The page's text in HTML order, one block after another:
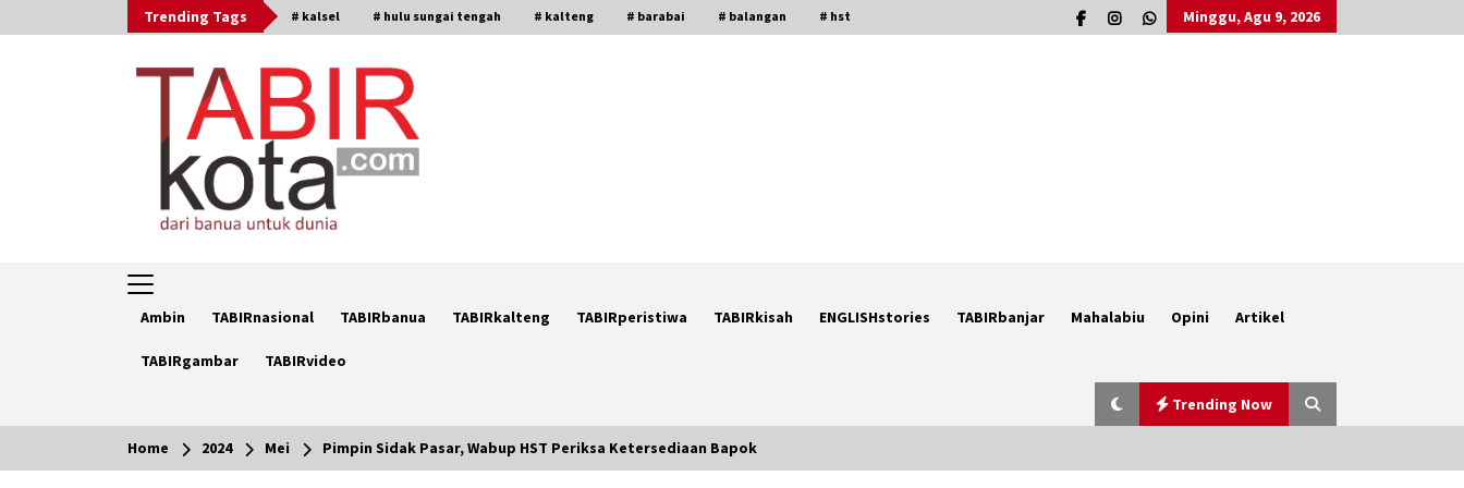
to
Trending Tags # kalsel # hulu sungai tengah # kalteng # barabai # balangan # hst Minggu, Agu 9, 2026
Ambin TABIRnasional TABIRbanua TABIRkalteng TABIRperistiwa TABIRkisah ENGLISHstories TABIRbanjar Mahalabiu Opini Artikel
TABIRgambar TABIRvideo
Trending Now
Trending Now
Home 2024 Mei Pimpin Sidak Pasar, Wabup HST Periksa Ketersediaan Bapok